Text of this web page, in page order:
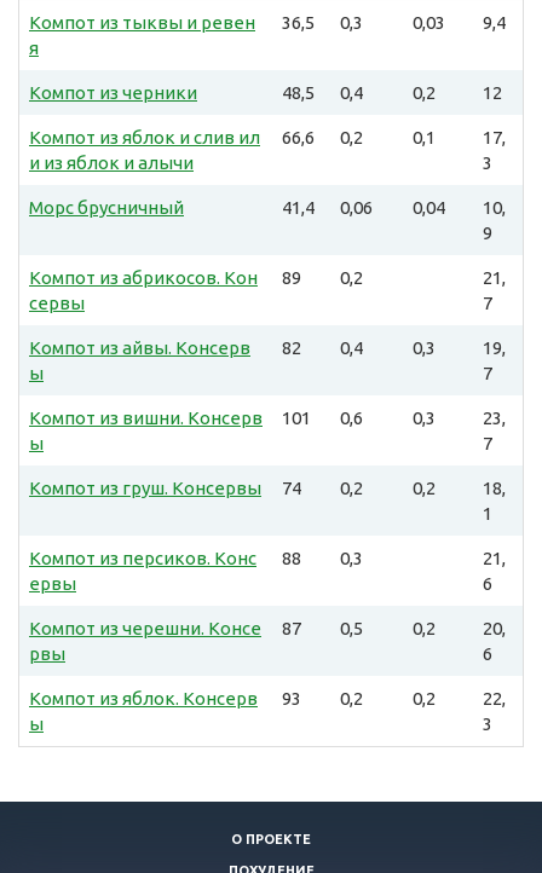
Компот из тыквы и ревен
я
36,5 0,3 0,03 9,4
Компот из черники 48,5 0,4 0,2 12
Компот из яблок и слив ил
и из яблок и алычи
66,6 0,2 0,1
17,
3
Морс брусничный 41,4 0,06 0,04
10,
9
Компот из абрикосов. Кон
сервы
89 0,2
21,
7
Компот из айвы. Консерв
ы
82 0,4 0,3
19,
7
Компот из вишни. Консерв
ы
101 0,6 0,3
23,
7
Компот из груш. Консервы 74 0,2 0,2
18,
1
Компот из персиков. Конс
ервы
88 0,3
21,
6
Компот из черешни. Консе
рвы
87 0,5 0,2
20,
6
Компот из яблок. Консерв
ы
93 0,2 0,2
22,
3
О ПРОЕКТЕ